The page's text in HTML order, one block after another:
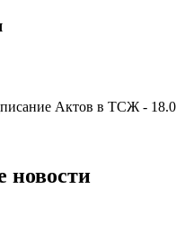
Актов в ТСЖ -
новости